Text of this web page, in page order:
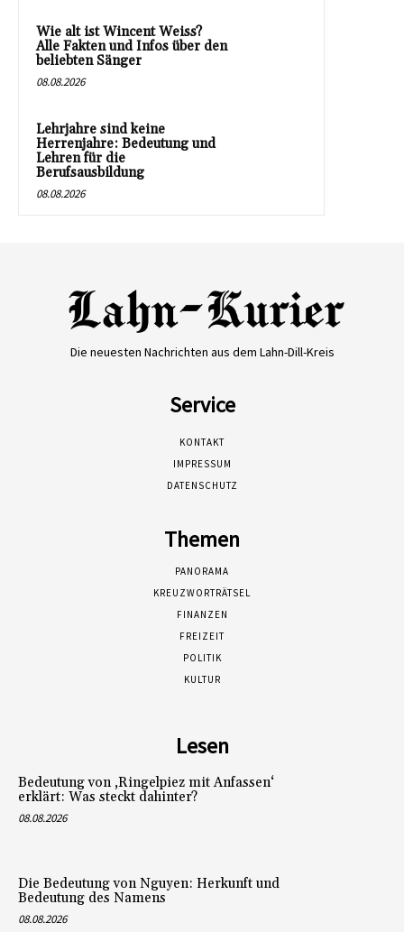
Wie alt ist Wincent Weiss?
Alle Fakten und Infos über den
beliebten Sänger
08.08.2026
Lehrjahre sind keine
Herrenjahre: Bedeutung und
Lehren für die
Berufsausbildung
08.08.2026
Die neuesten Nachrichten aus dem Lahn-Dill-Kreis
Service
KONTAKT
IMPRESSUM
DATENSCHUTZ
Themen
PANORAMA
KREUZWORTRÄTSEL
FINANZEN
FREIZEIT
POLITIK
KULTUR
Lesen
Bedeutung von ‚Ringelpiez mit Anfassen‘
erklärt: Was steckt dahinter?
08.08.2026
Die Bedeutung von Nguyen: Herkunft und
Bedeutung des Namens
08.08.2026